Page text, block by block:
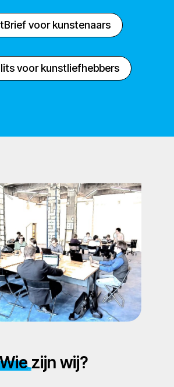
voor kunstenaars
voor kunstliefhebbers
Wie zijn wij?